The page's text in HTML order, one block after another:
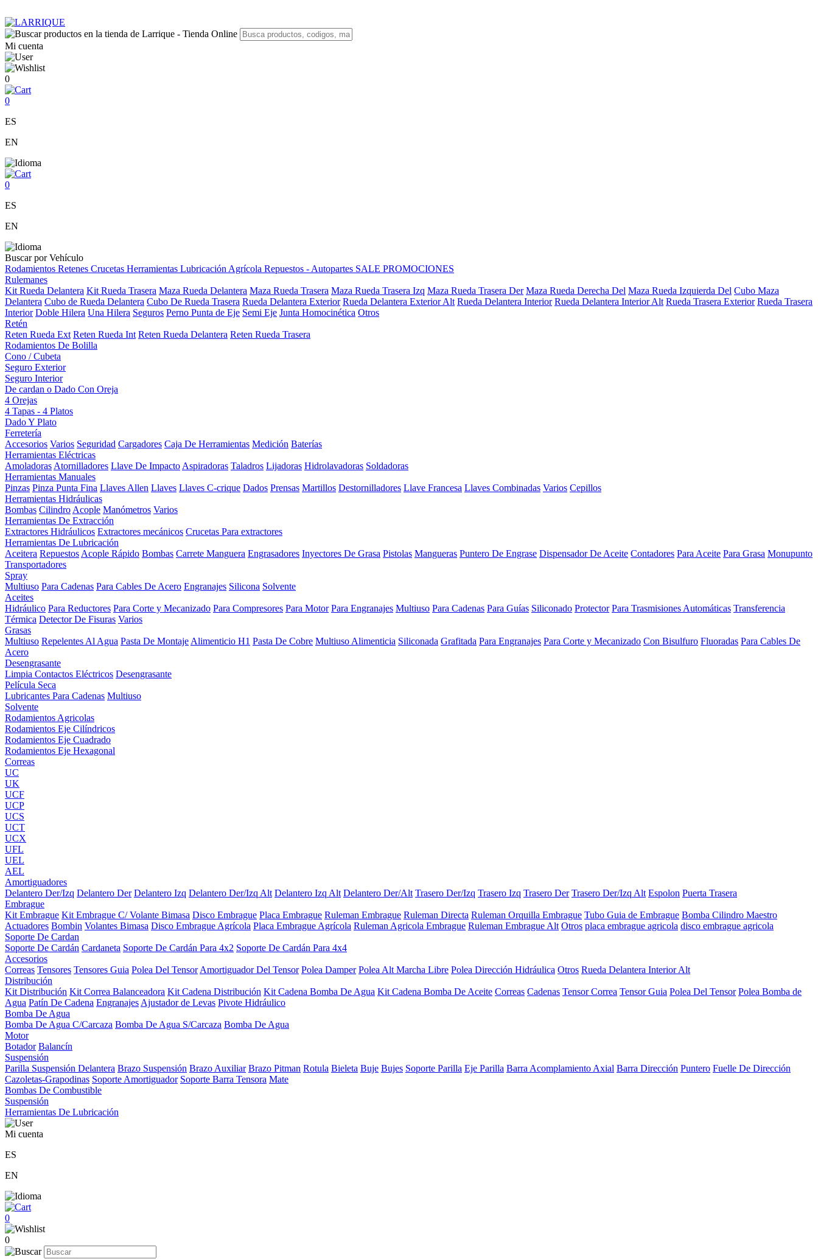
Mi cuenta
0
0
ES
EN
0
ES
EN
Buscar por Vehículo
Rodamientos Retenes Crucetas Herramientas Lubricación Agrícola Repuestos - Autopartes SALE PROMOCIONES
Rulemanes
Kit Rueda Delantera Kit Rueda Trasera Maza Rueda Delantera Maza Rueda Trasera Maza Rueda Trasera Izq Maza Rueda Trasera Der Maza Rueda Derecha Del Maza Rueda Izquierda Del Cubo Maza
Delantera Cubo de Rueda Delantera Cubo De Rueda Trasera Rueda Delantera Exterior Rueda Delantera Exterior Alt Rueda Delantera Interior Rueda Delantera Interior Alt Rueda Trasera Exterior Rueda Trasera
Interior Doble Hilera Una Hilera Seguros Perno Punta de Eje Semi Eje Junta Homocinética Otros
Retén
Reten Rueda Ext Reten Rueda Int Reten Rueda Delantera Reten Rueda Trasera
Rodamientos De Bolilla
Cono / Cubeta
Seguro Exterior
Seguro Interior
De cardan o Dado Con Oreja
4 Orejas
4 Tapas - 4 Platos
Dado Y Plato
Ferretería
Accesorios Varios Seguridad Cargadores Caja De Herramientas Medición Baterías
Herramientas Eléctricas
Amoladoras Atornilladores Llave De Impacto Aspiradoras Taladros Lijadoras Hidrolavadoras Soldadoras
Herramientas Manuales
Pinzas Pinza Punta Fina Llaves Allen Llaves Llaves C-crique Dados Prensas Martillos Destornilladores Llave Francesa Llaves Combinadas Varios Cepillos
Herramientas Hidráulicas
Bombas Cilindro Acople Manómetros Varios
Herramientas De Extracción
Extractores Hidráulicos Extractores mecánicos Crucetas Para extractores
Herramientas De Lubricación
Aceitera Repuestos Acople Rápido Bombas Carrete Manguera Engrasadores Inyectores De Grasa Pistolas Mangueras Puntero De Engrase Dispensador De Aceite Contadores Para Aceite Para Grasa Monupunto
Transportadores
Spray
Multiuso Para Cadenas Para Cables De Acero Engranajes Silicona Solvente
Aceites
Hidráulico Para Reductores Para Corte y Mecanizado Para Compresores Para Motor Para Engranajes Multiuso Para Cadenas Para Guías Siliconado Protector Para Trasmisiones Automáticas Transferencia
Térmica Detector De Fisuras Varios
Grasas
Multiuso Repelentes Al Agua Pasta De Montaje Alimenticio H1 Pasta De Cobre Multiuso Alimenticia Siliconada Grafitada Para Engranajes Para Corte y Mecanizado Con Bisulfuro Fluoradas Para Cables De
Acero
Desengrasante
Limpia Contactos Eléctricos Desengrasante
Película Seca
Lubricantes Para Cadenas Multiuso
Solvente
Rodamientos Agricolas
Rodamientos Eje Cilíndricos
Rodamientos Eje Cuadrado
Rodamientos Eje Hexagonal
Correas
UC
UK
UCF
UCP
UCS
UCT
UCX
UFL
UEL
AEL
Amortiguadores
Delantero Der/Izq Delantero Der Delantero Izq Delantero Der/Izq Alt Delantero Izq Alt Delantero Der/Alt Trasero Der/Izq Trasero Izq Trasero Der Trasero Der/Izq Alt Espolon Puerta Trasera
Embrague
Kit Embrague Kit Embrague C/ Volante Bimasa Disco Embrague Placa Embrague Ruleman Embrague Ruleman Directa Ruleman Orquilla Embrague Tubo Guia de Embrague Bomba Cilindro Maestro
Actuadores Bombin Volantes Bimasa Disco Embrague Agrícola Placa Embrague Agrícola Ruleman Agricola Embrague Ruleman Embrague Alt Otros placa embrague agricola disco embrague agricola
Soporte De Cardan
Soporte De Cardán Cardaneta Soporte De Cardán Para 4x2 Soporte De Cardán Para 4x4
Accesorios
Correas Tensores Tensores Guia Polea Del Tensor Amortiguador Del Tensor Polea Damper Polea Alt Marcha Libre Polea Dirección Hidráulica Otros Rueda Delantera Interior Alt
Distribución
Kit Distribución Kit Correa Balanceadora Kit Cadena Distribución Kit Cadena Bomba De Agua Kit Cadena Bomba De Aceite Correas Cadenas Tensor Correa Tensor Guia Polea Del Tensor Polea Bomba de
Agua Patín De Cadena Engranajes Ajustador de Levas Pivote Hidráulico
Bomba De Agua
Bomba De Agua C/Carcaza Bomba De Agua S/Carcaza Bomba De Agua
Motor
Botador Balancín
Suspensión
Parilla Suspensión Delantera Brazo Suspensión Brazo Auxiliar Brazo Pitman Rotula Bieleta Buje Bujes Soporte Parilla Eje Parilla Barra Acomplamiento Axial Barra Dirección Puntero Fuelle De Dirección
Cazoletas-Grapodinas Soporte Amortiguador Soporte Barra Tensora Mate
Bombas De Combustible
Suspensión
Herramientas De Lubricación
Mi cuenta
ES
EN
0
0